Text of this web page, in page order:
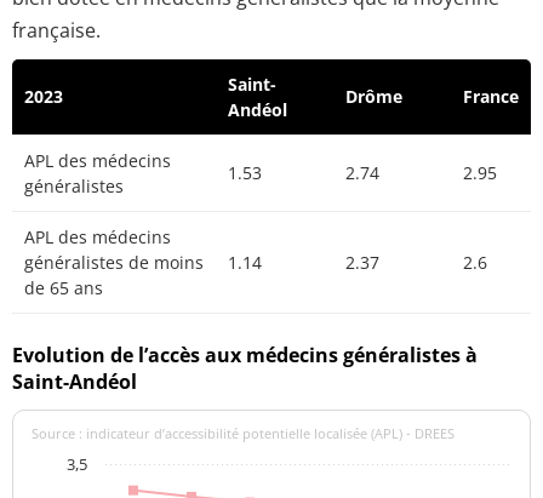
française.
2023
Saint-
Andéol
Drôme France
APL des médecins
généralistes
1.53 2.74 2.95
APL des médecins
généralistes de moins
de 65 ans
1.14 2.37 2.6
Evolution de l’accès aux médecins généralistes à
Saint-Andéol
Source : indicateur d’accessibilité potentielle localisée (APL) - DREES
3,5